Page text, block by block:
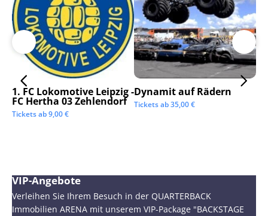
1. FC Lokomotive Leipzig -
FC Hertha 03 Zehlendorf
Tickets ab9,00€
Dynamit auf Rädern
Tickets ab35,00€
VIP-Angebote
Verleihen Sie Ihrem Besuch in der QUARTERBACK
Immobilien ARENA mit unserem VIP-Package "BACKSTAGE